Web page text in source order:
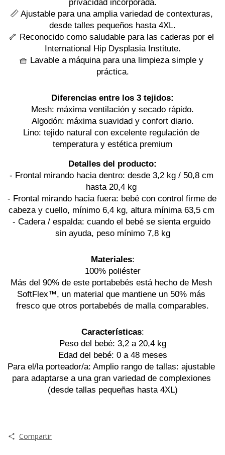
📏 Ajustable para una amplia variedad de contexturas,
desde talles pequeños hasta 4XL.
🦴 Reconocido como saludable para las caderas por el
International Hip Dysplasia Institute.
🧺 Lavable a máquina para una limpieza simple y
práctica.
Diferencias entre los 3 tejidos:
Mesh: máxima ventilación y secado rápido.
Algodón: máxima suavidad y confort diario.
Lino: tejido natural con excelente regulación de
temperatura y estética premium
Detalles del producto:
- Frontal mirando hacia dentro: desde 3,2 kg / 50,8 cm
hasta 20,4 kg
- Frontal mirando hacia fuera: bebé con control firme de
cabeza y cuello, mínimo 6,4 kg, altura mínima 63,5 cm
- Cadera / espalda: cuando el bebé se sienta erguido
sin ayuda, peso mínimo 7,8 kg
Materiales:
100% poliéster
Más del 90% de este portabebés está hecho de Mesh
SoftFlex™, un material que mantiene un 50% más
fresco que otros portabebés de malla comparables.
Características:
Peso del bebé: 3,2 a 20,4 kg
Edad del bebé: 0 a 48 meses
Para el/la porteador/a: Amplio rango de tallas: ajustable
para adaptarse a una gran variedad de complexiones
(desde tallas pequeñas hasta 4XL)
Compartir